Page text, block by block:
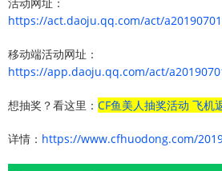
https://act.daoju.qq.com/act/
移动端活动网址：
https://app.daoju.qq.com/act/
想抽奖？看这里： CF鱼美人抽奖活动 飞机
详情： https://www.cfhuodong.com/